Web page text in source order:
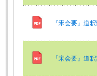
『宋会要』道
『宋会要』道